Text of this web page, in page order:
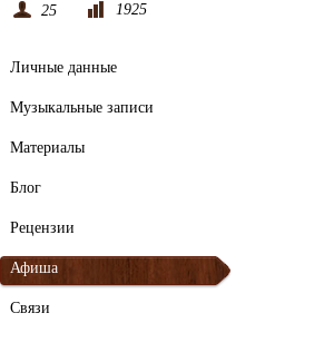
25 1925
Личные данные
Музыкальные записи
Материалы
Блог
Рецензии
Афиша
Связи